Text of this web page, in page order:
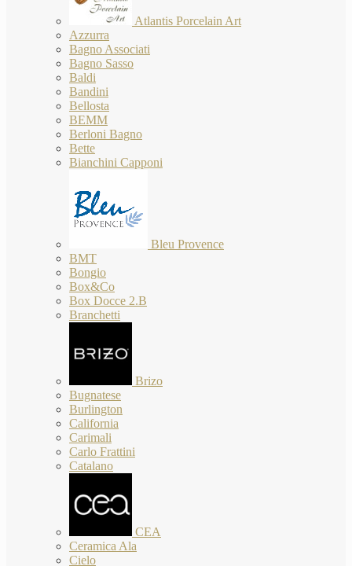
Atlantis Porcelain Art
Azzurra
Bagno Associati
Bagno Sasso
Baldi
Bandini
Bellosta
BEMM
Berloni Bagno
Bette
Bianchini Capponi
Bleu Provence
BMT
Bongio
Box&Co
Box Docce 2.B
Branchetti
Brizo
Bugnatese
Burlington
California
Carimali
Carlo Frattini
Catalano
CEA
Ceramica Ala
Cielo